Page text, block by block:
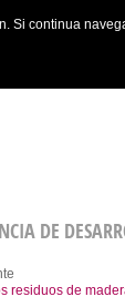
Si continua
DE
residuos de